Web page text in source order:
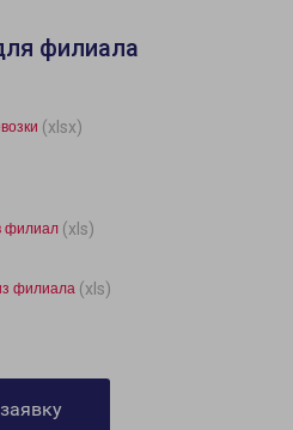
филиала
(xlsx)
филиал (xls)
филиала (xls)